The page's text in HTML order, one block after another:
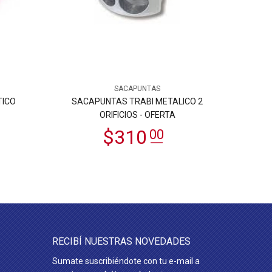
SACAPUNTAS
SACAPUNTAS TRABI METALICO 2
ORIFICIOS - OFERTA
RECIBÍ NUESTRAS NOVEDADES
Sumate suscribiéndote con tu e-mail a